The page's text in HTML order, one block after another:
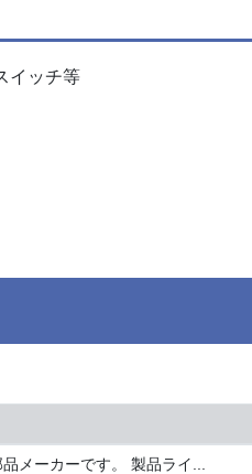
イッチ等
メーカーです。 製品ライ...